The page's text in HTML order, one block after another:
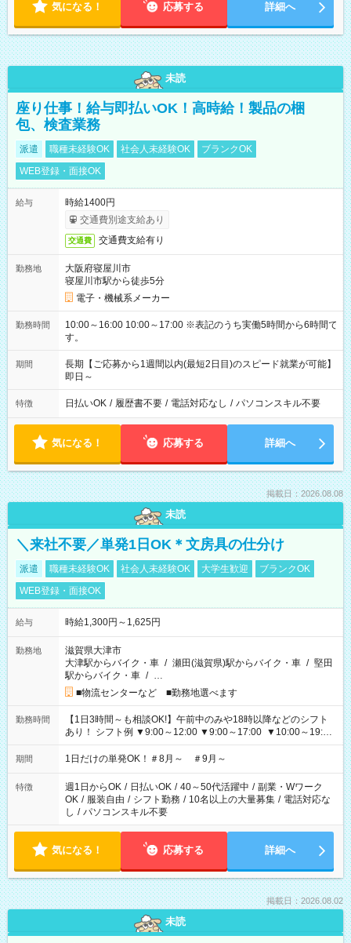
気になる！ 応募する 詳細へ
未読
座り仕事！給与即払いOK！高時給！製品の梱
包、検査業務
派遣 職種未経験OK 社会人未経験OK
ブランクOK
WEB登録・面接OK
給与
時給1400円
交通費別途支給あり
交通費 交通費支給有り
勤務地
大阪府寝屋川市
寝屋川市駅から徒歩5分
電子・機械系メーカー
勤務時間
10:00～16:00 10:00～17:00 ※表記のうち実働5時間から6時間で
す。
期間
長期【ご応募から1週間以内(最短2日目)のスピード就業が可能】
即日～
特徴 日払いOK / 履歴書不要 / 電話対応なし / パソコンスキル不要
気になる！ 応募する 詳細へ
掲載日：2026.08.08
未読
＼来社不要／単発1日OK＊文房具の仕分け
派遣 職種未経験OK 社会人未経験OK 大学生歓迎
ブランクOK
WEB登録・面接OK
給与 時給1,300円～1,625円
勤務地
滋賀県大津市
大津駅からバイク・車 / 瀬田(滋賀県)駅からバイク・車 / 堅田
駅からバイク・車 / …
■物流センターなど ■勤務地選べます
勤務時間
【1日3時間～も相談OK!】午前中のみや18時以降などのシフト
あり！ シフト例 ▼9:00～12:00 ▼9:00～17:00 ▼10:00～19:00
▼18:00～21:00
期間 1日だけの単発OK！＃8月～ ＃9月～
特徴 週1日からOK / 日払いOK / 40～50代活躍中 / 副業・Wワーク
OK / 服装自由 / シフト勤務 / 10名以上の大量募集 / 電話対応な
し / パソコンスキル不要
気になる！ 応募する 詳細へ
掲載日：2026.08.02
未読